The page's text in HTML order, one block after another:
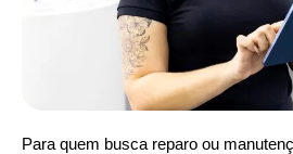
Para quem busca reparo ou